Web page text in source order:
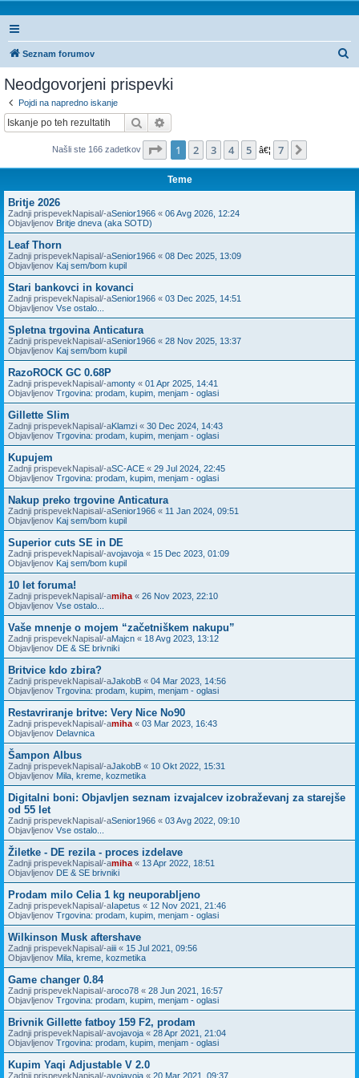
Seznam forumov
e
Neodgovorjeni prispevki
Pojdi na napredno iskanje
Iskanje
Našli ste 166 zadetkov Stran 1od7
1 2 3 4 5 â€¦ 7
Teme
Britje 2026
Zadnji prispevekNapisal/-aSenior1966 « 06 Avg 2026, 12:24
Objavljenov Britje dneva (aka SOTD)
Leaf Thorn
Zadnji prispevekNapisal/-aSenior1966 « 08 Dec 2025, 13:09
Objavljenov Kaj sem/bom kupil
Stari bankovci in kovanci
Zadnji prispevekNapisal/-aSenior1966 « 03 Dec 2025, 14:51
Objavljenov Vse ostalo...
Spletna trgovina Anticatura
Zadnji prispevekNapisal/-aSenior1966 « 28 Nov 2025, 13:37
Objavljenov Kaj sem/bom kupil
RazoROCK GC 0.68P
Zadnji prispevekNapisal/-amonty « 01 Apr 2025, 14:41
Objavljenov Trgovina: prodam, kupim, menjam - oglasi
Gillette Slim
Zadnji prispevekNapisal/-aKlamzi « 30 Dec 2024, 14:43
Objavljenov Trgovina: prodam, kupim, menjam - oglasi
Kupujem
Zadnji prispevekNapisal/-aSC-ACE « 29 Jul 2024, 22:45
Objavljenov Trgovina: prodam, kupim, menjam - oglasi
Nakup preko trgovine Anticatura
Zadnji prispevekNapisal/-aSenior1966 « 11 Jan 2024, 09:51
Objavljenov Kaj sem/bom kupil
Superior cuts SE in DE
Zadnji prispevekNapisal/-avojavoja « 15 Dec 2023, 01:09
Objavljenov Kaj sem/bom kupil
10 let foruma!
Zadnji prispevekNapisal/-amiha « 26 Nov 2023, 22:10
Objavljenov Vse ostalo...
Vaše mnenje o mojem “začetniškem nakupu”
Zadnji prispevekNapisal/-aMajcn « 18 Avg 2023, 13:12
Objavljenov DE & SE brivniki
Britvice kdo zbira?
Zadnji prispevekNapisal/-aJakobB « 04 Mar 2023, 14:56
Objavljenov Trgovina: prodam, kupim, menjam - oglasi
Restavriranje britve: Very Nice No90
Zadnji prispevekNapisal/-amiha « 03 Mar 2023, 16:43
Objavljenov Delavnica
Šampon Albus
Zadnji prispevekNapisal/-aJakobB « 10 Okt 2022, 15:31
Objavljenov Mila, kreme, kozmetika
Digitalni boni: Objavljen seznam izvajalcev izobraževanj za starejše
od 55 let
Zadnji prispevekNapisal/-aSenior1966 « 03 Avg 2022, 09:10
Objavljenov Vse ostalo...
Žiletke - DE rezila - proces izdelave
Zadnji prispevekNapisal/-amiha « 13 Apr 2022, 18:51
Objavljenov DE & SE brivniki
Prodam milo Celia 1 kg neuporabljeno
Zadnji prispevekNapisal/-aIapetus « 12 Nov 2021, 21:46
Objavljenov Trgovina: prodam, kupim, menjam - oglasi
Wilkinson Musk aftershave
Zadnji prispevekNapisal/-aiii « 15 Jul 2021, 09:56
Objavljenov Mila, kreme, kozmetika
Game changer 0.84
Zadnji prispevekNapisal/-aroco78 « 28 Jun 2021, 16:57
Objavljenov Trgovina: prodam, kupim, menjam - oglasi
Brivnik Gillette fatboy 159 F2, prodam
Zadnji prispevekNapisal/-avojavoja « 28 Apr 2021, 21:04
Objavljenov Trgovina: prodam, kupim, menjam - oglasi
Kupim Yaqi Adjustable V 2.0
Zadnji prispevekNapisal/-avojavoja « 20 Mar 2021, 09:37